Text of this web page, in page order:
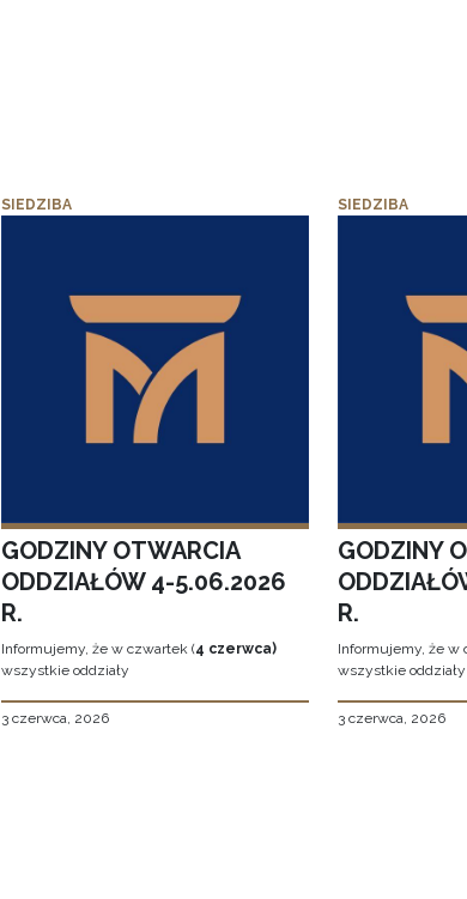
SIEDZIBA
GODZINY OTWARCIA
ODDZIAŁÓW 4-5.06.2026
R.
Informujemy, że w czwartek (4 czerwca)
wszystkie oddziały
3 czerwca, 2026
SIEDZIBA
GODZINY
R.
Informujemy, że w
wszystkie oddziały
3 czerwca, 2026